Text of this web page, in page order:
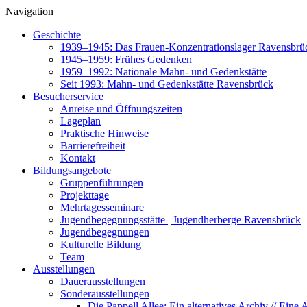
Navigation
Geschichte
1939–1945: Das Frauen-Konzentrationslager
1945–1959: Frühes Gedenken
1959–1992: Nationale Mahn- und Gedenkstätte
Seit 1993: Mahn- und Gedenkstätte Ravensbrück
Besucherservice
Anreise und Öffnungszeiten
Lageplan
Praktische Hinweise
Barrierefreiheit
Kontakt
Bildungsangebote
Gruppenführungen
Projekttage
Mehrtagesseminare
Jugendbegegnungsstätte | Jugendherberge Ravensbrück
Jugendbegegnungen
Kulturelle Bildung
Team
Ausstellungen
Dauerausstellungen
Sonderausstellungen